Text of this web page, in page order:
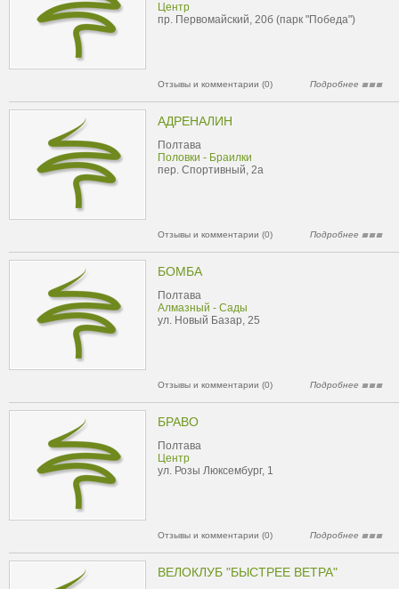
Центр
пр. Первомайский, 20б (парк "Победа")
Отзывы и комментарии (0) Подробнее
АДРЕНАЛИН
Полтава
Половки - Браилки
пер. Спортивный, 2а
Отзывы и комментарии (0) Подробнее
БОМБА
Полтава
Алмазный - Сады
ул. Новый Базар, 25
Отзывы и комментарии (0) Подробнее
БРАВО
Полтава
Центр
ул. Розы Люксембург, 1
Отзывы и комментарии (0) Подробнее
ВЕЛОКЛУБ "БЫСТРЕЕ ВЕТРА"